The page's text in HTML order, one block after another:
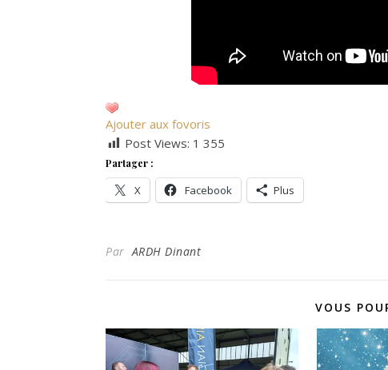
Ajouter aux fovoris
Post Views: 1 355
Partager :
X Facebook Plus
ParARDH Dinant
VOUS